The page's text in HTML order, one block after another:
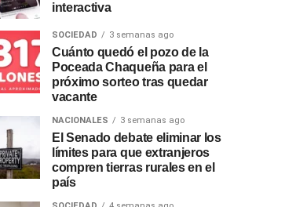
interactiva
SOCIEDAD 3 semanas ago
Cuánto quedó el pozo de la
Poceada Chaqueña para el
próximo sorteo tras quedar
vacante
NACIONALES 3 semanas ago
El Senado debate eliminar los
límites para que extranjeros
compren tierras rurales en el
país